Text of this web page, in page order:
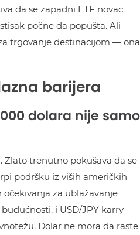
da se zapadni ETF novac
počne da popušta. Ali
trgovanje destinacijom — ona
barijera
dolara nije samo
Zlato trenutno pokušava da se
podršku iz viših američkih
za ublažavanje
i USD/JPY karry
Dolar ne mora da raste